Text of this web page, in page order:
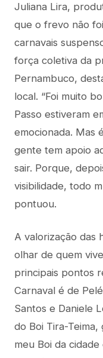
Juliana Lira,
que o frevo não
carnavais
força coletiva da
Pernambuco,
local. “Foi muito
Passo estiveram
emocionada. Mas
gente tem apoio
sair. Porque,
visibilidade, todo
pontuou.
A valorização das
olhar de quem
principais pontos
Carnaval é de
Santos e Daniele
do Boi Tira-
meu Boi da